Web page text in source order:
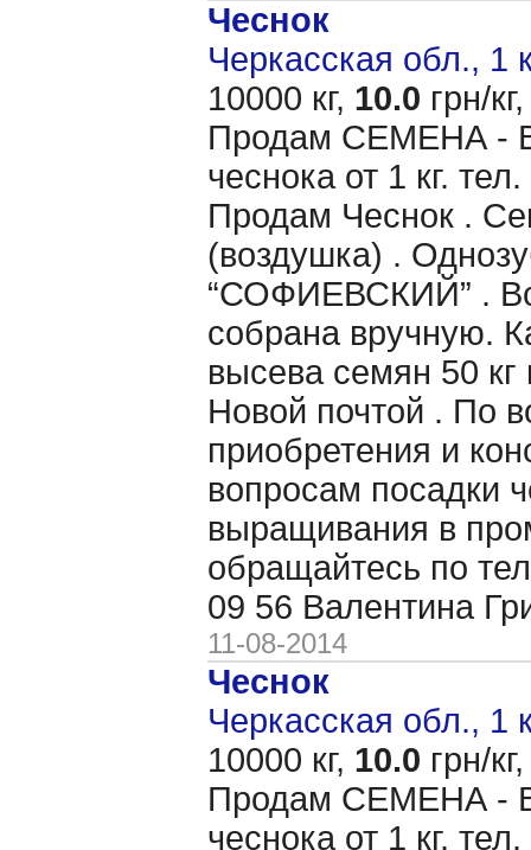
Чеснок
Черкасская обл., 1
10000 кг, 10.0 грн/кг,
Продам CЕМЕНА -
чеснока от 1 кг.
Продам Чеснок .
(воздушка) .
“СОФИЕВСКИЙ” .
собрана вручную.
высева семян 50 кг
Новой почтой . По
приобретения и
вопросам посадки
выращивания в
обращайтесь по
09 56 Валентина
11-08-2014
Чеснок
Черкасская обл., 1
10000 кг, 10.0 грн/кг,
Продам CЕМЕНА -
чеснока от 1 кг.